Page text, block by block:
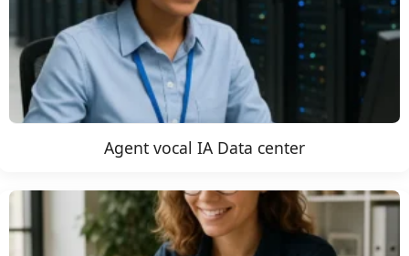
Agent vocal IA Data center